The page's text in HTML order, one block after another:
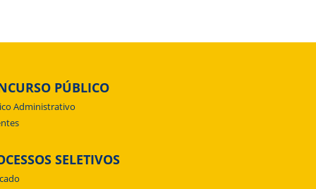
PÚBLICO
Administrativo
SELETIVOS